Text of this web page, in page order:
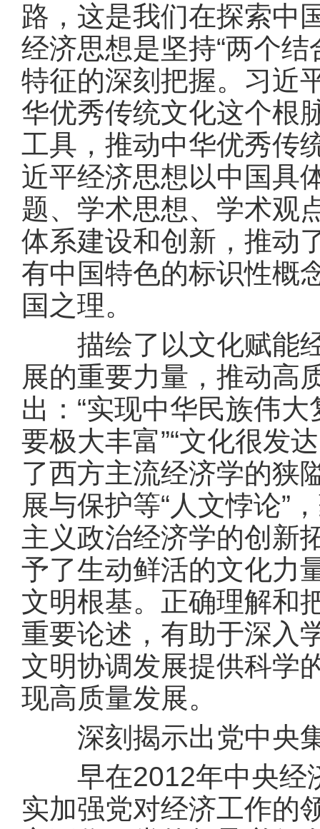
路，这是我们在探索中
经济思想是坚持“两个
特征的深刻把握。习近
华优秀传统文化这个根
工具，推动中华优秀传
近平经济思想以中国具
题、学术思想、学术观
体系建设和创新，推动
有中国特色的标识性概
国之理。
描绘了以文化赋能经
展的重要力量，推动高
出：“实现中华民族伟
要极大丰富”“文化很发
了西方主流经济学的狭
展与保护等“人文悖论”
主义政治经济学的创新
予了生动鲜活的文化力
文明根基。正确理解和
重要论述，有助于深入
文明协调发展提供科学
现高质量发展。
深刻揭示出党中央集
早在2012年中央经济
实加强党对经济工作的